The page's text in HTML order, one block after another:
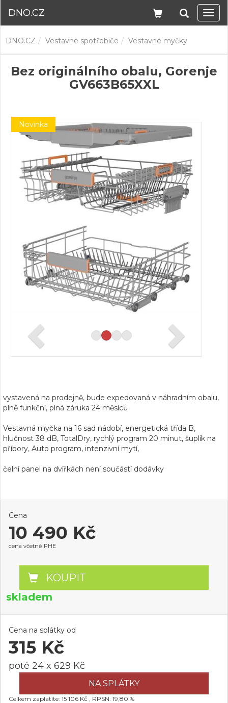
DNO.CZ
DNO.CZ Vestavné spotřebiče Vestavné myčky
Bez originálního obalu, Gorenje
GV663B65XXL
Novinka
vystavená na prodejně, bude expedovaná v náhradním obalu,
plně funkční, plná záruka 24 měsíců
Vestavná myčka na 16 sad nádobí, energetická třída B,
hlučnost 38 dB, TotalDry, rychlý program 20 minut, šuplík na
příbory, Auto program, intenzivní mytí,
čelní panel na dvířkách není součástí dodávky
Cena
10 490 Kč
cena včetně PHE
KOUPIT
skladem
Cena na splátky od
315 Kč
poté 24 x 629 Kč
NA SPLÁTKY
Celkem zaplatíte: 15 106 Kč , RPSN: 19,80 %